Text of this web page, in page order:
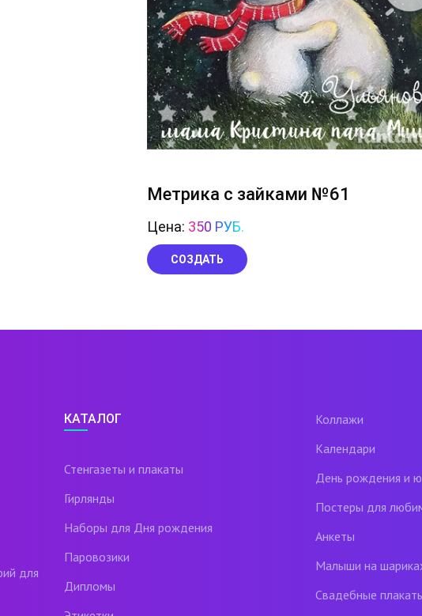
Метрика с зайками №61
Цена: 350 РУБ.
СОЗДАТЬ
для
КАТАЛОГ
Стенгазеты и плакаты
Гирлянды
Наборы для Дня рождения
Паровозики
Дипломы
Коллажи
Календари
День рождения и
Постеры для
Анкеты
Малыши на
Свадебные